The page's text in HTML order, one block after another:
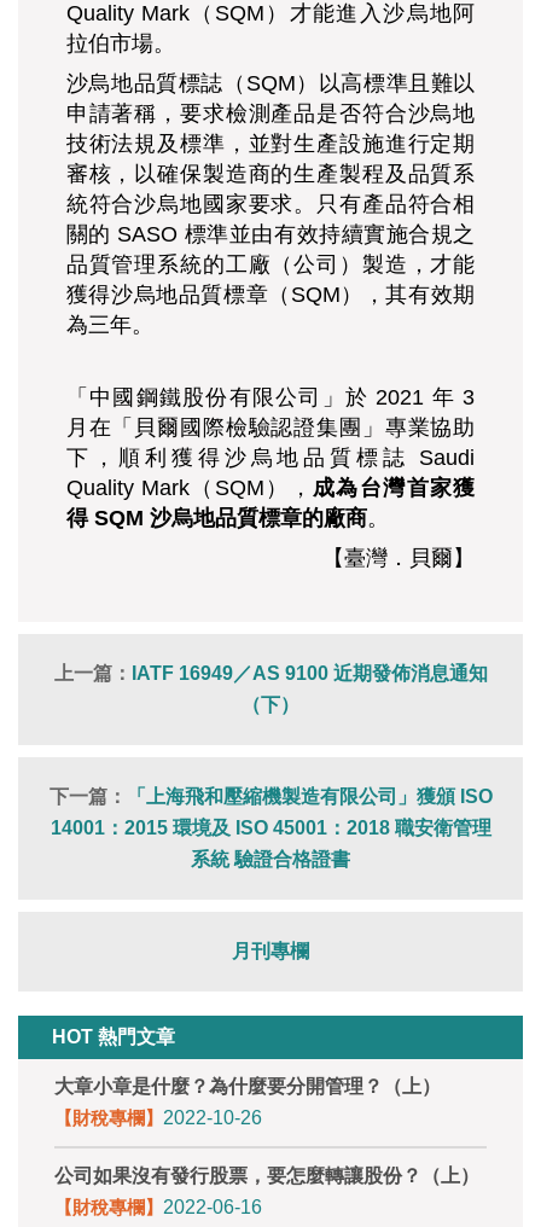
Quality Mark（SQM）才能進入沙烏地阿
拉伯市場。
沙烏地品質標誌 （ SQM ） 以高標準且難以
申請著稱，要求檢測產品是否符合沙烏地
技術法規及標準，並對生產設施進行定期
審核，以確保製造商的生產製程及品質系
統符合沙烏地國家要求。只有產品符合相
關的 SASO 標準並由有效持續實施合規之
品質管理系統的工廠 （公司 ） 製造，才能
獲得沙烏地品質標章（SQM），其有效期
為三年。
「中國鋼鐵股份有限公司」於 2021 年 3
月在「貝爾國際檢驗認證集團」專業協助
下，順利獲得沙烏地品質標誌 Saudi
Quality Mark（SQM）， 成為台灣首家獲
得 SQM 沙烏地品質標章的廠商。
【臺灣．貝爾】
上一篇：
IATF 16949／AS 9100 近期發佈消息通知
（下）
下一篇：
「上海飛和壓縮機製造有限公司」獲頒 ISO
14001：2015 環境及 ISO 45001：2018 職安衛管理
系統 驗證合格證書
月刊專欄
HOT 熱門文章
大章小章是什麼？為什麼要分開管理？（上）
【財稅專欄】 2022-10-26
公司如果沒有發行股票，要怎麼轉讓股份？（上）
【財稅專欄】 2022-06-16